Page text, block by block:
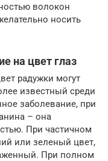
волокон
носить
на цвет глаз
радужки могут
известный среди
заболевание, при
– она
При частичном
или зеленый цвет,
При полном